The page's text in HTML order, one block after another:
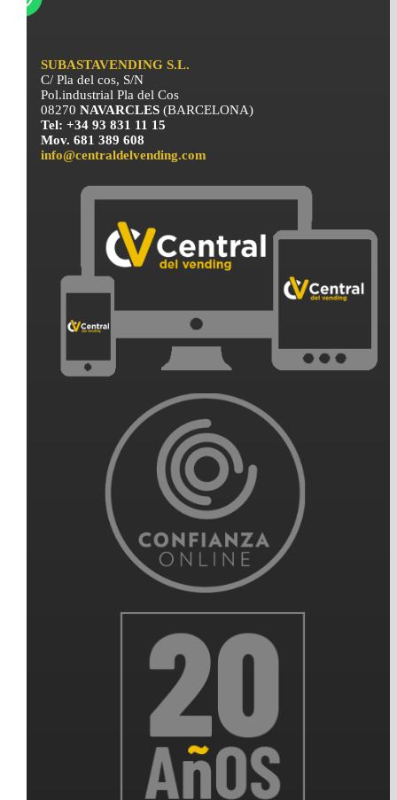
SUBASTAVENDING S.L.
C/ Pla del cos, S/N
Pol.industrial Pla del Cos
08270NAVARCLES(BARCELONA)
Tel: +34 93 831 11 15
Mov. 681 389 608
info@centraldelvending.com